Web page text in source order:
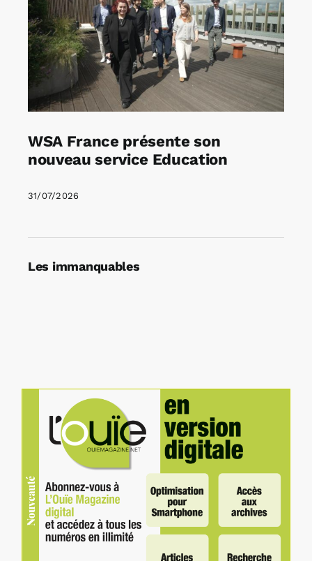
WSA France présente son
nouveau service Education
31/07/2026
Les immanquables